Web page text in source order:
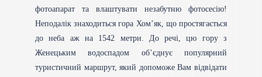
фотоапарат та влаштувати незабутню фотосесію!
Неподалік знаходиться гора Хом’як, що простягається
до неба аж на 1542 метри. До речі, цю гору з
Женецьким водоспадом об’єднує популярний
туристичний маршрут, який допоможе Вам відвідати